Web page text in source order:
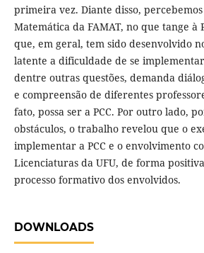
primeira vez. Diante disso,
Matemática da FAMAT, no que tange à
que, em geral, tem sido desenvolvido
latente a dificuldade de se
dentre outras questões, demanda
e compreensão de diferentes
fato, possa ser a PCC. Por outro lado,
obstáculos, o trabalho revelou que o
implementar a PCC e o envolvimento
Licenciaturas da UFU, de forma
processo formativo dos envolvidos.
DOWNLOADS